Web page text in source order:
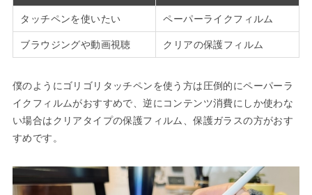
タッチペンを使いたい ペーパーライクフィルム
ブラウジングや動画視聴 クリアの保護フィルム
僕のようにゴリゴリタッチペンを使う方は圧倒的にペーパーラ
イクフィルムがおすすめで、逆にコンテンツ消費にしか使わな
い場合はクリアタイプの保護フィルム、保護ガラスの方がおす
すめです。